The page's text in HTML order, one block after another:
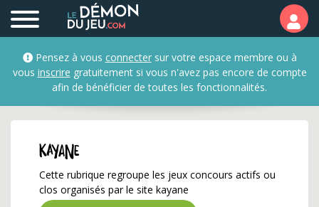
kayane ✅ Gagnez de
Pensez à vous connectersur votre espace membre ou à
vous inscrire gratuitement si vous n'avez pas encore de compte
afin de bénéficier de toutes les fonctionnalités.
kayane
Cette rubrique regroupe les jeux concours actifs ou
clos organisés par le site kayane